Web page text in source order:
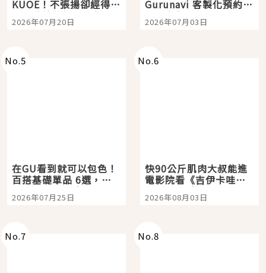
KUOE！不張揚卻經得起
時間洗鍊的經典之作五
選
2026年07月20日
Gurunavi 客製化預約九
大都市餐廳，打造專屬
美食體驗！
2026年07月03日
No.5
在GU看到就可以包色！
百搭基礎單品 6選，閉
眼全收也不心疼
2026年07月25日
No.6
快90公斤肌肉大叔能進
電影院看《吉伊卡哇》
嗎？日本重金屬樂團
「打首」會長與nagano
2026年08月03日
No.7 No.8